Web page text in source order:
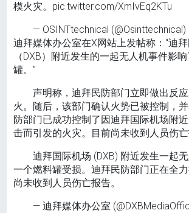
模火灾。pic.twitter.com/XmIvEq2KTu
— OSINTtechnical (@Osinttechnical)
迪拜媒体办公室在X网站上发帖称：“迪
（DXB）附近发生的一起无人机事件影
罐。”
声明称，迪拜民防部门立即做出反
火。随后，该部门确认火势已被控制，
防部门已成功控制了因迪拜国际机场附
击而引发的火灾。目前尚未收到人员伤亡
迪拜国际机场 (DXB) 附近发生一起
一个燃料罐受损。迪拜民防部门正在全
尚未收到人员伤亡报告。
— 迪拜媒体办公室